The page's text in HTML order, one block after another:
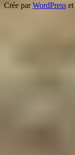
Crée parWordPress et